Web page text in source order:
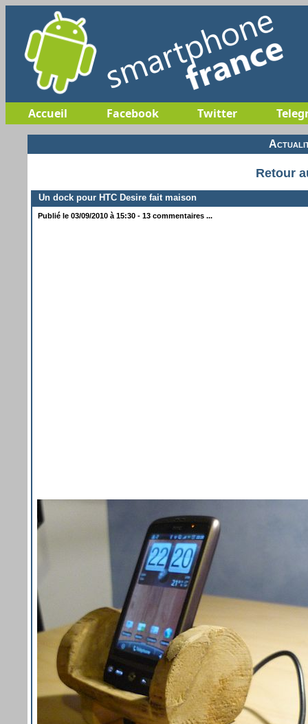
Accueil Facebook Twitter
Retour
Un dock pour HTC Desire fait maison
Publié le 03/09/2010 à 15:30 - 13 commentaires ...